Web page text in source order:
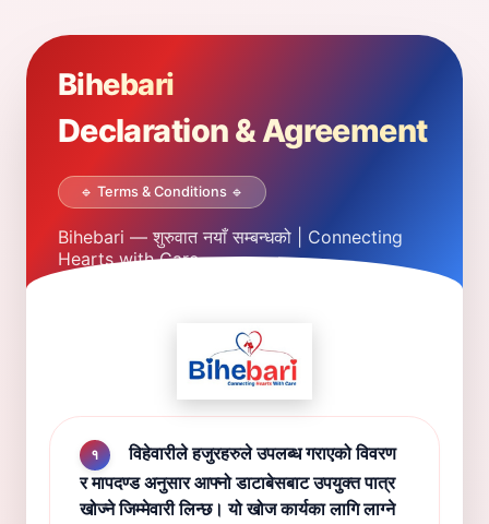
Bihebari
Declaration & Agreement
🔹 Terms & Conditions 🔹
Bihebari — शुरुवात नयाँ सम्बन्धको | Connecting
Hearts with Care.
१
विहेवारीले हजुरहरुले उपलब्ध गराएको विवरण
र मापदण्ड अनुसार आफ्नो डाटाबेसबाट उपयुक्त पात्र
खोज्ने जिम्मेवारी लिन्छ। यो खोज कार्यका लागि लाग्ने